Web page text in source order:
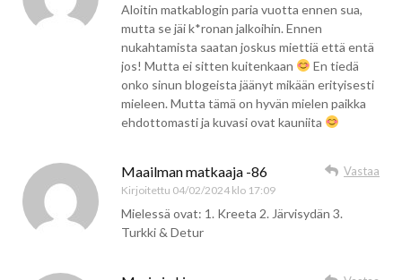
Aloitin matkablogin paria vuotta ennen sua,
mutta se jäi k*ronan jalkoihin. Ennen
nukahtamista saatan joskus miettiä että entä
jos! Mutta ei sitten kuitenkaan
En tiedä
onko sinun blogeista jäänyt mikään erityisesti
mieleen. Mutta tämä on hyvän mielen paikka
ehdottomasti ja kuvasi ovat kauniita
Maailman matkaaja -86
Kirjoitettu 04/02/2024 klo 17:09
Vastaa
Mielessä ovat: 1. Kreeta 2. Järvisydän 3.
Turkki & Detur